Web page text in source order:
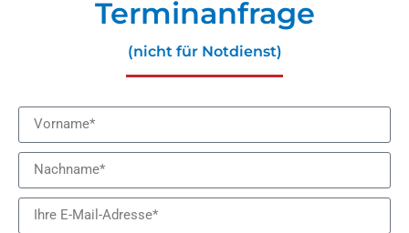
Terminanfrage
(nicht für Notdienst)